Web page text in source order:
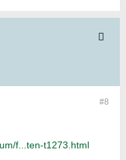
#8
f...ten-t1273.html